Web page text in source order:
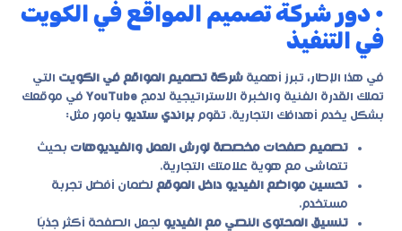
• دور شركة تصميم المواقع في الكويت
في التنفيذ
في هذا الإطار، تبرز أهمية شركة تصميم المواقع في الكويت التي
تملك القدرة الفنية والخبرة الاستراتيجية لدمج YouTube في موقعك
بشكل يخدم أهدافك التجارية. تقوم براندي ستديو بأمور مثل:
تصميم صفحات مخصصة لورش العمل والفيديوهات بحيث
تتماشى مع هوية علامتك التجارية.
تحسين مواضع الفيديو داخل الموقع لضمان أفضل تجربة
مستخدم.
تنسيق المحتوى النصي مع الفيديو لجعل الصفحة أكثر جذبًا